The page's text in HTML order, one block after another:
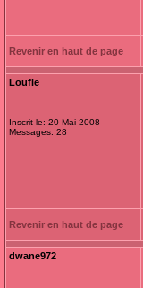
Revenir en haut de page
Loufie
Inscrit le: 20 Mai 2008
Messages: 28
Revenir en haut de page
dwane972